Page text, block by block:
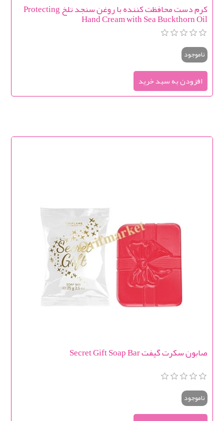
كرم دست محافظت كننده با روغن سنجد تلخ Protecting
Hand Cream with Sea Buckthorn Oil
ناموجود
صابون سکرت گیفت Secret Gift Soap Bar
ناموجود